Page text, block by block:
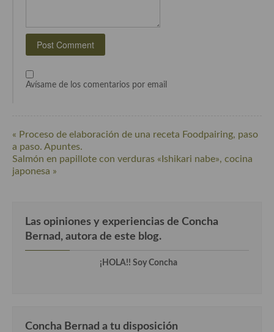
Cocina Oriental
Cocina Tailandesa
Cocina Japonesa
Cocina Coreana
Cocina HIndú
Cocina del Pacifico
Avísame de los comentarios por email
« Proceso de elaboración de una receta Foodpairing, paso
a paso. Apuntes.
Salmón en papillote con verduras «Ishikari nabe», cocina
japonesa »
Las opiniones y experiencias de Concha
Bernad, autora de este blog.
¡HOLA!! Soy Concha
Concha Bernad a tu disposición